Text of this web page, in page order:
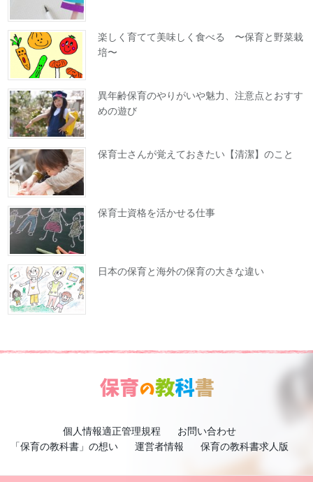
楽しく育てて美味しく食べる 〜保育と野菜栽
培〜
異年齢保育のやりがいや魅力、注意点とおすす
めの遊び
保育士さんが覚えておきたい【清潔】のこと
保育士資格を活かせる仕事
日本の保育と海外の保育の大きな違い
個人情報適正管理規程
お問い合わせ
「保育の教科書」の想い
運営者情報 保育の教科書求人版